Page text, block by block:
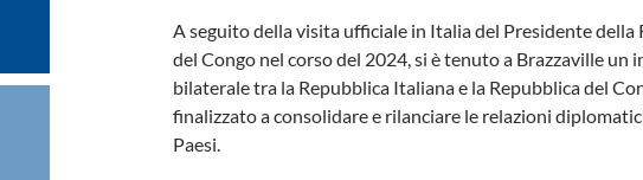
A seguito della visita ufficiale in Italia del Presidente della
del Congo nel corso del 2024, si è tenuto a Brazzaville un
bilaterale tra la Repubblica Italiana e la Repubblica del
finalizzato a consolidare e rilanciare le relazioni
Paesi.